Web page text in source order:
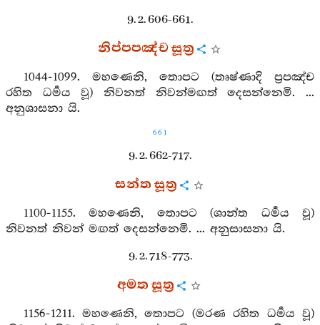
9. 2. 606-661.
නිප්පපඤ්ච සූත්‍ර
1044-1099. මහණෙනි, තොපට (තෘෂ්ණාදි ප්‍රපඤ්ච
රහිත ධර්‍මය වූ) නිවනත් නිවන්මඟත් දෙසන්නෙමි. ...
අනුශාසනා යි.
661
9. 2. 662-717.
සන්ත සූත්‍ර
1100-1155. මහණෙනි, තොපට (ශාන්ත ධර්‍මය වූ)
නිවනත් නිවන් මඟත් දෙසන්නෙමි. ... අනුසාසනා යි.
9. 2. 718-773.
අමත සූත්‍ර
1156-1211. මහණෙනි, තොපට (මරණ රහිත ධර්‍මය වූ)